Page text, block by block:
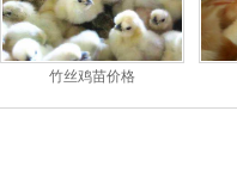
竹丝鸡苗价格